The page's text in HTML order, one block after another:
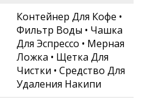
Контейнер Для Кофе •
Фильтр Воды • Чашка
Для Эспрессо • Мерная
Ложка • Щетка Для
Чистки • Средство Для
Удаления Накипи